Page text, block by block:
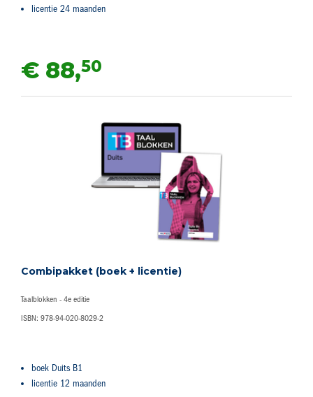
licentie 24 maanden
€ 88,50
Combipakket (boek + licentie)
Taalblokken - 4e editie
ISBN: 978-94-020-8029-2
boek Duits B1
licentie 12 maanden